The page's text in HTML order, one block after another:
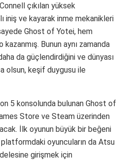
çıkılan yüksek
iniş ve kayarak inme mekanikleri
Ghost of Yotei, hem
Bunun aynı zamanda
da güçlendirdiğini ve dünyası
olsun, keşif duygusu ile
5 konsolunda bulunan Ghost of
Store ve Steam üzerinden
İlk oyunun büyük bir beğeni
platformdaki oyuncuların da Atsu
girişmek için